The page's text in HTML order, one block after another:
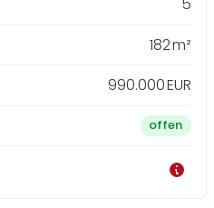
5
182 m²
990.000 EUR
offen